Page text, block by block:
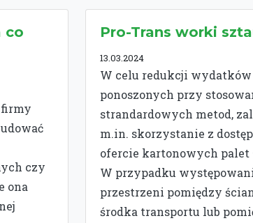
co
firmy
czy
ona
Pro-Trans worki
13.03.2024
W celu redukcji wydatków
ponoszonych przy
strandardowych metod,
m.in. skorzystanie z
ofercie kartonowych palet
W przypadku
przestrzeni pomiędzy
środka transportu lub